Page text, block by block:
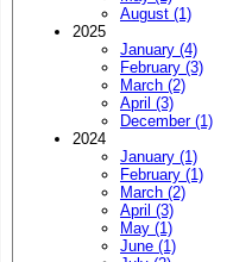
August (1)
2025
January (4)
February (3)
March (2)
April (3)
December (1)
2024
January (1)
February (1)
March (2)
April (3)
May (1)
June (1)